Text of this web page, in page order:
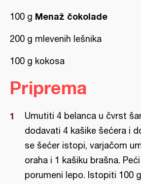
100 g Menaž čokolade
200 g mlevenih lešnika
100 g kokosa
Priprema
Umutiti 4 belanca u čvrst
dodavati 4 kašike šećera i
se šećer istopi, varjačom
oraha i 1 kašiku brašna.
porumeni lepo. Istopiti 100